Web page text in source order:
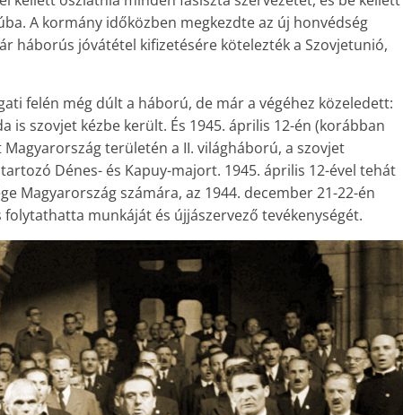
A kormány időközben megkezdte az új honvédség
háborús jóvátétel kifizetésére kötelezték a Szovjetunió,
felén még dúlt a háború, de már a végéhez közeledett:
is szovjet kézbe került. És 1945. április 12-én (korábban
területén a II. világháború, a szovjet
Dénes- és Kapuy-majort. 1945. április 12-ével tehát
Magyarország számára, az 1944. december 21-22-én
munkáját és újjászervező tevékenységét.